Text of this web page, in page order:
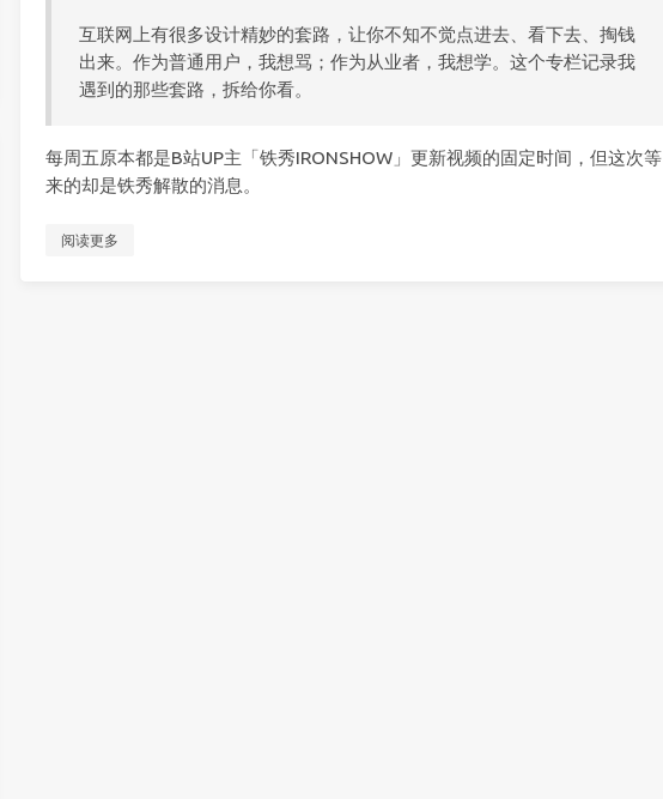
互联网上有很多设计精妙的套路，让你不知不觉点进去、看下去、掏钱
出来。作为普通用户，我想骂；作为从业者，我想学。这个专栏记录我
遇到的那些套路，拆给你看。
每周五原本都是B站UP主「铁秀IRONSHOW」更新视频的固定时间，但这次等
来的却是铁秀解散的消息。
阅读更多